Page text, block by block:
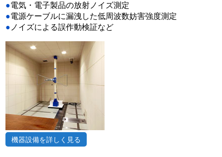
●電気・電子製品の放射ノイズ測定
●電源ケーブルに漏洩した低周波数妨害強度測定
● ノイズによる誤作動検証など
機器設備を詳しく見る